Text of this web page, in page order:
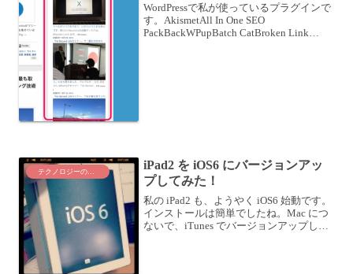
WordPressで私が使っているプラグインで
す。AkismetAll In One SEO
PackBackWPupBatch CatBroken Link
テクノロジーのこと
iPad2 を iOS6 にバージョンアッ
プしてみた！
私の iPad2 も、ようやく iOS6 始動です。
インストールは簡単でしたね。Mac につ
ないで、iTunes でバージョンアップしま